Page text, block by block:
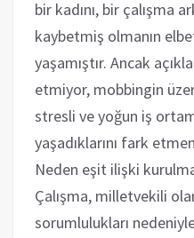
bir kadını, bir çalışma
kaybetmiş olmanın
yaşamıştır. Ancak
etmiyor, mobbingin
stresli ve yoğun iş
yaşadıklarını fark
Neden eşit ilişki
Çalışma, milletvekili
sorumlulukları